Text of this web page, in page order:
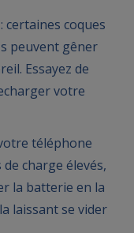
: certaines coques
peuvent gêner
Essayez de
votre
téléphone
charge élevés,
la batterie en la
laissant se vider